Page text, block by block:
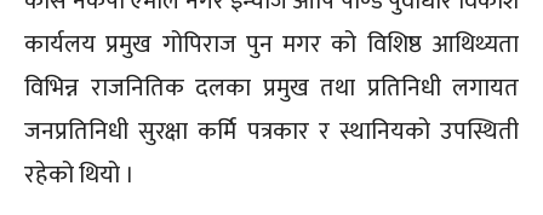
कार्यलय प्रमुख गोपिराज पुन मगर को विशिष्ठ आथिथ्यता
विभिन्न राजनितिक दलका प्रमुख तथा प्रतिनिधी लगायत
जनप्रतिनिधी सुरक्षा कर्मि पत्रकार र स्थानियको उपस्थिती
रहेको थियो ।